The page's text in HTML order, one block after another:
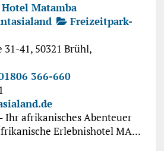
Matamba
Freizeitpark-
31-41, 50321 Brühl,
366-660
Ihr afrikanisches Abenteuer
Erlebnishotel MA...